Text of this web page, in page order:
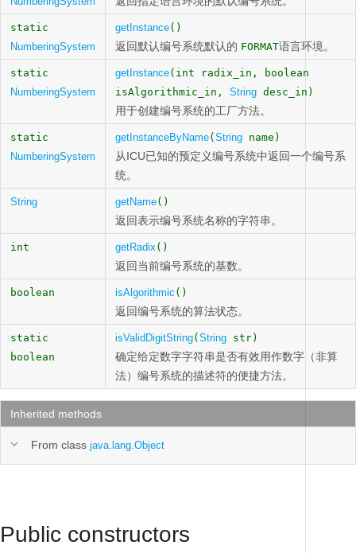
static
NumberingSystem
getInstance()
返回默认编号系统默认的 FORMAT语言环境。
static
NumberingSystem
getInstance(int radix_in, boolean
isAlgorithmic_in, String desc_in)
用于创建编号系统的工厂方法。
static
NumberingSystem
getInstanceByName( String name)
从ICU已知的预定义编号系统中返回一个编号系
统。
String getName()
返回表示编号系统名称的字符串。
int getRadix()
返回当前编号系统的基数。
boolean isAlgorithmic ()
返回编号系统的算法状态。
static
boolean
isValidDigitString( String str)
确定给定数字字符串是否有效用作数字（非算
法）编号系统的描述符的便捷方法。
Inherited methods
From class java.lang.Object
Public constructors